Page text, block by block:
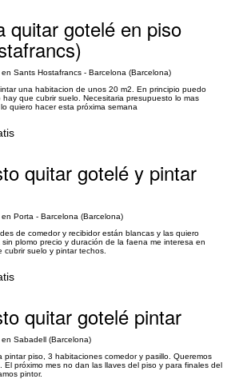
quitar gotelé en piso
Sants Hostafrancs - Barcelona (Barcelona)
una habitacion de unos 20 m2. En principio puedo
hay que cubrir suelo. Necesitaria presupuesto lo mas
quiero hacer esta próxima semana
quitar gotelé y pintar
Porta - Barcelona (Barcelona)
de comedor y recibidor están blancas y las quiero
plomo precio y duración de la faena me interesa en
cubrir suelo y pintar techos.
quitar gotelé pintar
Sabadell (Barcelona)
pintar piso, 3 habitaciones comedor y pasillo. Queremos
El próximo mes no dan las llaves del piso y para finales del
pintor.